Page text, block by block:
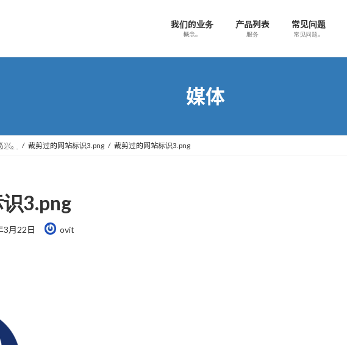
我们的业务
概念。
产品列表
服务
常见问题
常见问题。
媒体
。 裁剪过的网站标识3.png 裁剪过的网站标识3.png
3.png
3月22日 ovit